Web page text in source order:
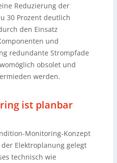
Reduzierung der
30 Prozent deutlich
den Einsatz
und
redundante Strompfade
obsolet und
werden.
ist planbar
Monitoring-Konzept
Elektroplanung gelegt
technisch wie